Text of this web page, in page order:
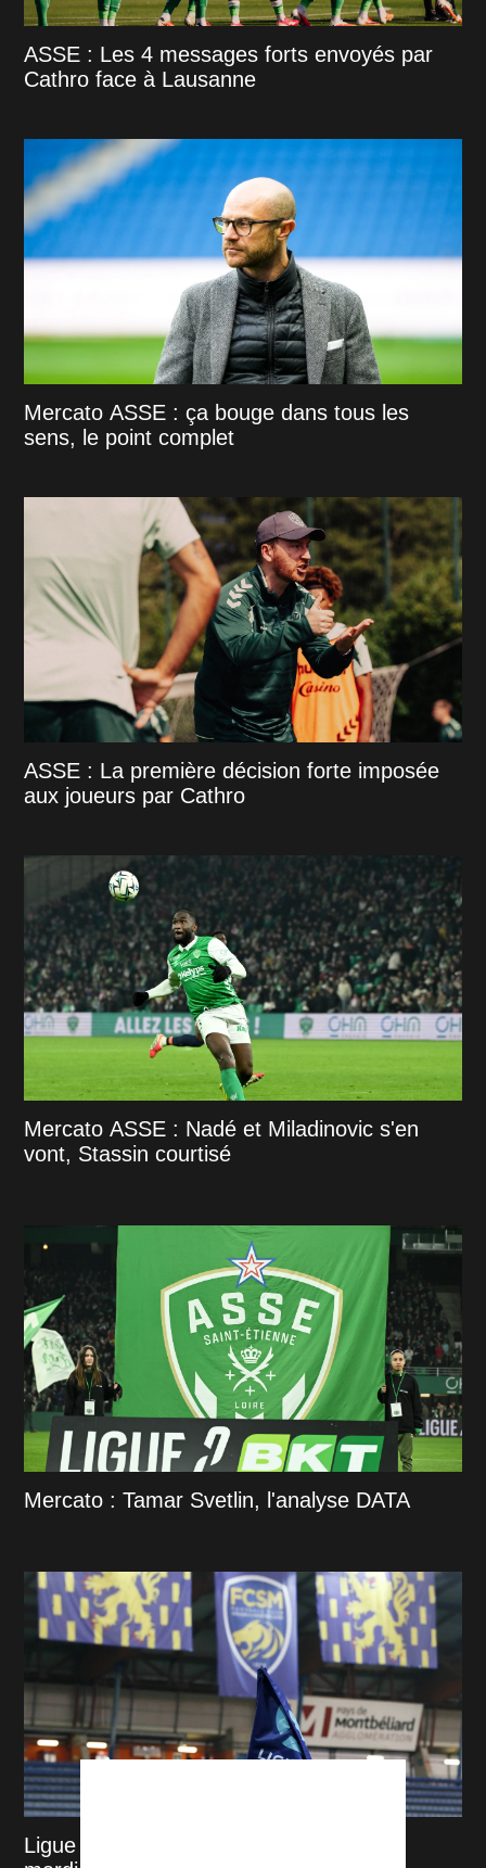
ASSE : Les 4 messages forts envoyés par
Cathro face à Lausanne
Mercato ASSE : ça bouge dans tous les
sens, le point complet
ASSE : La première décision forte imposée
aux joueurs par Cathro
Mercato ASSE : Nadé et Miladinovic s'en
vont, Stassin courtisé
Mercato : Tamar Svetlin, l'analyse DATA
Ligue 2 : Sochaux devant le CNOSF ce